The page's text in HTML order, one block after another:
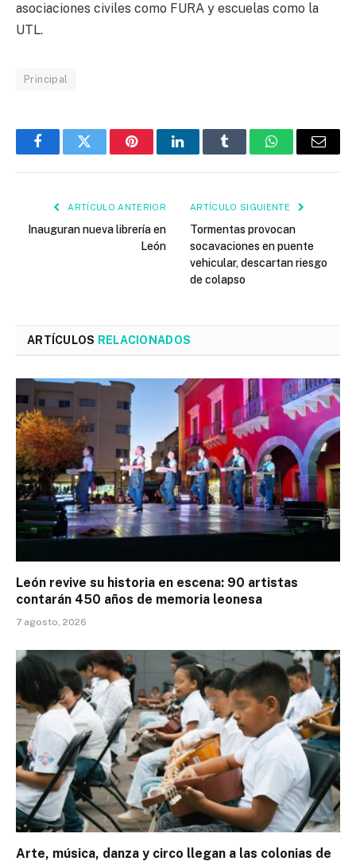
asociaciones civiles como FURA y escuelas como la
UTL.
Principal
FacebookTwitter PinterestLinkedInTumblr WhatsAppEmail
ARTÍCULO ANTERIOR
Inauguran nueva librería en
León
ARTÍCULO SIGUIENTE
Tormentas provocan
socavaciones en puente
vehicular, descartan riesgo
de colapso
ARTÍCULOS RELACIONADOS
León revive su historia en escena: 90 artistas
contarán 450 años de memoria leonesa
7 agosto, 2026
Arte, música, danza y circo llegan a las colonias de